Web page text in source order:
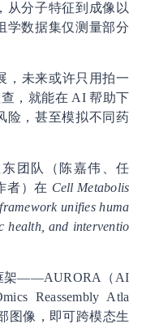
从分子特征到成像以
学数据集仅测量部分
，未来或许只用拍一
，就能在 AI 帮助下
险，甚至模拟不同药
团队（陈嘉伟、任
者）在 Cell Metabolis
unifies huma
health, and interventio
架——AURORA（AI
Reassembly Atla
图像，即可跨模态生